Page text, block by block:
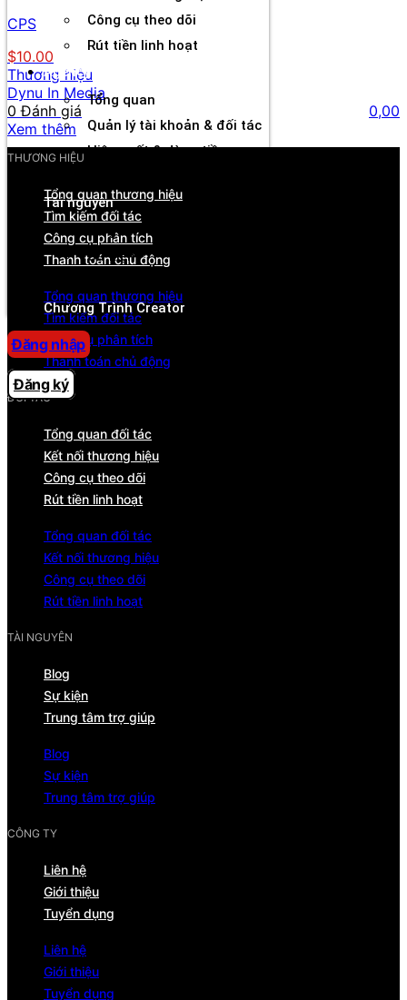
Công cụ theo dõi
Rút tiền linh hoạt
Agency
Tổng quan
Quản lý tài khoản & đối tác
Hiệu suất & dòng tiền
Tài nguyên
Blog
Sự kiện
Chương Trình Creator
Đăng nhập
Đăng ký
CPS
$10.00
Thương hiệu
Dynu In Media
0 Đánh giá
0,00
Xem thêm
THƯƠNG HIỆU
Tổng quan thương hiệu
Tìm kiếm đối tác
Công cụ phân tích
Thanh toán chủ động
Tổng quan thương hiệu
Tìm kiếm đối tác
Công cụ phân tích
Thanh toán chủ động
ĐỐI TÁC
Tổng quan đối tác
Kết nối thương hiệu
Công cụ theo dõi
Rút tiền linh hoạt
Tổng quan đối tác
Kết nối thương hiệu
Công cụ theo dõi
Rút tiền linh hoạt
TÀI NGUYÊN
Blog
Sự kiện
Trung tâm trợ giúp
Blog
Sự kiện
Trung tâm trợ giúp
CÔNG TY
Liên hệ
Giới thiệu
Tuyển dụng
Liên hệ
Giới thiệu
Tuyển dụng